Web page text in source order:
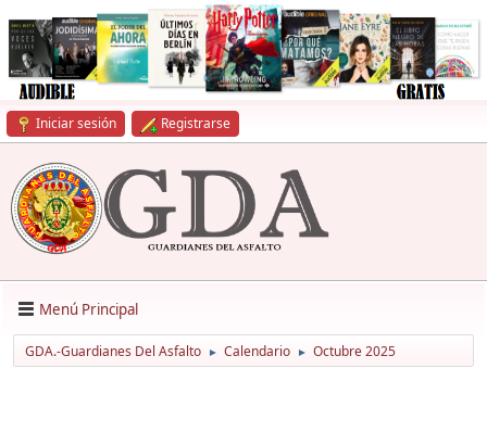
Iniciar sesión Registrarse
Menú Principal
GDA.-Guardianes Del Asfalto ► Calendario ► Octubre 2025